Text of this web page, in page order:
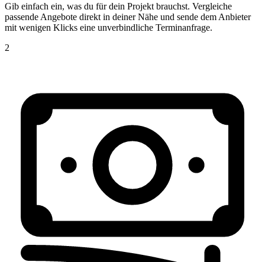
Gib einfach ein, was du für dein Projekt brauchst. Vergleiche
passende Angebote direkt in deiner Nähe und sende dem Anbieter
mit wenigen Klicks eine unverbindliche Terminanfrage.
2